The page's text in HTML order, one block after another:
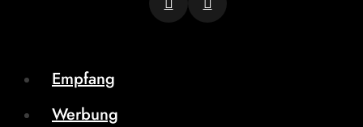
Empfang
Werbung